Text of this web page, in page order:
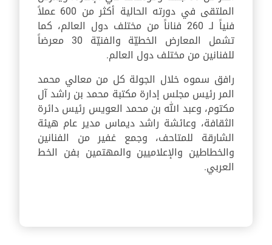
الملتقى في دورته الحالية أكثر من 600 عملاً
فنياً لـ 260 فناناً من مختلف دول العالم، كما
تشمل المعارض الخطيّة والفنيّة 30 معرضاً
للفنانين من مختلف دول العالم.
رافق سموه خلال الجولة كل من معالي محمد
المر رئيس مجلس إدارة مكتبة محمد بن راشد آل
مكتوم، وعبد الله بن محمد العويس رئيس دائرة
الثقافة، وعائشة راشد ديماس مدير عام هيئة
الشارقة للمتاحف، وجمع غفير من الفنانين
والخطاطين والإعلاميين والمهتمين بفن الخط
العربي.